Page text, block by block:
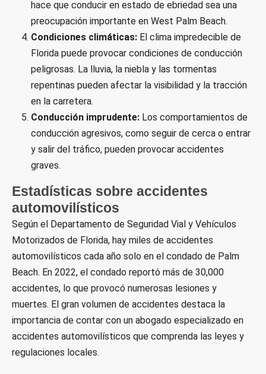
hace que conducir en estado de ebriedad sea una
preocupación importante en West Palm Beach.
Condiciones climáticas: El clima impredecible de
Florida puede provocar condiciones de conducción
peligrosas. La lluvia, la niebla y las tormentas
repentinas pueden afectar la visibilidad y la tracción
en la carretera.
Conducción imprudente: Los comportamientos de
conducción agresivos, como seguir de cerca o entrar
y salir del tráfico, pueden provocar accidentes
graves.
Estadísticas sobre accidentes
automovilísticos
Según el Departamento de Seguridad Vial y Vehículos
Motorizados de Florida, hay miles de accidentes
automovilísticos cada año solo en el condado de Palm
Beach. En 2022, el condado reportó más de 30,000
accidentes, lo que provocó numerosas lesiones y
muertes. El gran volumen de accidentes destaca la
importancia de contar con un abogado especializado en
accidentes automovilísticos que comprenda las leyes y
regulaciones locales.